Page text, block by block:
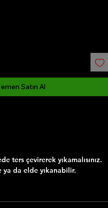
Satın Al
ters çevirerek yıkamalısınız.
ya da elde yıkanabilir.